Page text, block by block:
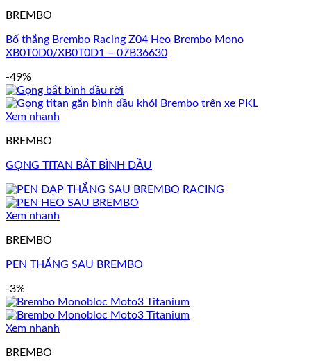
BREMBO
Bố thắng Brembo Racing Z04 Heo Brembo Mono
XB0T0D0/XB0T0D1 – 07B36630
-49%
Xem nhanh
BREMBO
GỌNG TITAN BẮT BÌNH DẦU
Xem nhanh
BREMBO
PEN THẮNG SAU BREMBO
-3%
Xem nhanh
BREMBO